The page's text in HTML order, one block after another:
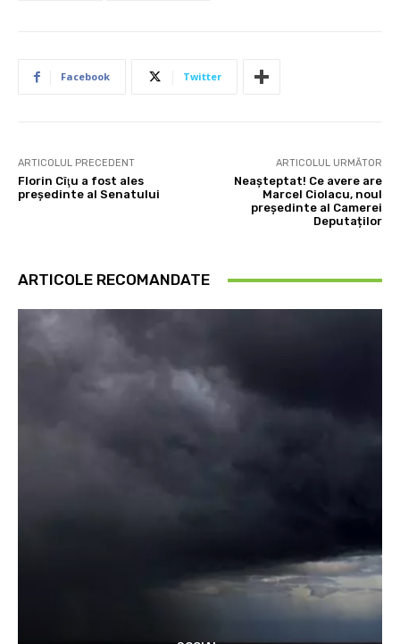
Facebook Twitter
ARTICOLUL PRECEDENT
Florin Cîţu a fost ales
preşedinte al Senatului
ARTICOLUL URMĂTOR
Neașteptat! Ce avere are
Marcel Ciolacu, noul
președinte al Camerei
Deputaților
ARTICOLE RECOMANDATE